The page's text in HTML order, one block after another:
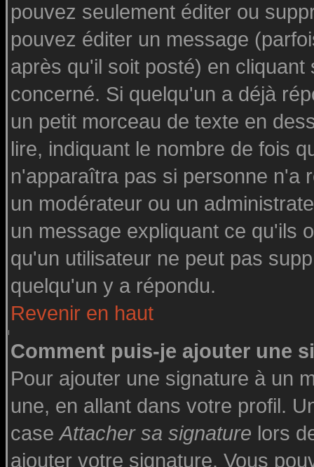
pouvez seulement éditer ou
pouvez éditer un message
après qu'il soit posté) en
concerné. Si quelqu'un a déjà
un petit morceau de texte en
lire, indiquant le nombre de fois
n'apparaîtra pas si personne n'a
un modérateur ou un
un message expliquant ce qu'ils
qu'un utilisateur ne peut pas
quelqu'un y a répondu.
Revenir en haut
Comment puis-je ajouter une
Pour ajouter une signature à un
une, en allant dans votre profil.
caseAttacher sa signature lors
ajouter votre signature. Vous